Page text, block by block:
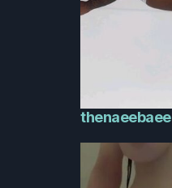
thenaeebaee